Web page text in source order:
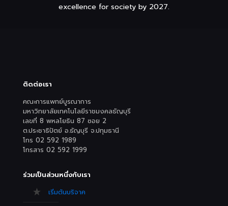
excellence for society by 2027.
ติดต่อเรา
คณะการแพทย์บูรณาการ
มหาวิทยาลัยเทคโนโลยีราชมงคลธัญบุรี
เลขที่ 8 พหลโยธิน 87 ซอย 2
ต.ประชาธิปัตย์ อ.ธัญบุรี จ.ปทุมธานี
โทร 02 592 1989
โทรสาร 02 592 1999
ร่วมเป็นส่วนหนึ่งกับเรา
เริ่มต้นบริจาค